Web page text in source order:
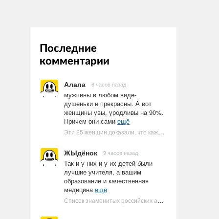
Последние
комментарии
Алала 6 часов назад
мужчины в любом виде-
душеньки и прекрасны. А вот
женщины увы, уродливы на 90%.
Причем они сами ещё
Эти 25 женщин доказали, что каждое тело имеет право быть в бикини
ЖЫдёнок 9 часов назад
Так и у них и у их детей были
лучшие учителя, а вашим
образование и качественная
медицинаещё
Список знаменитых российских артистов-евреев | Ультрамарин